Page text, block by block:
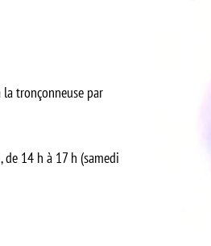
tronçonneuse par
14 h à 17 h (samedi